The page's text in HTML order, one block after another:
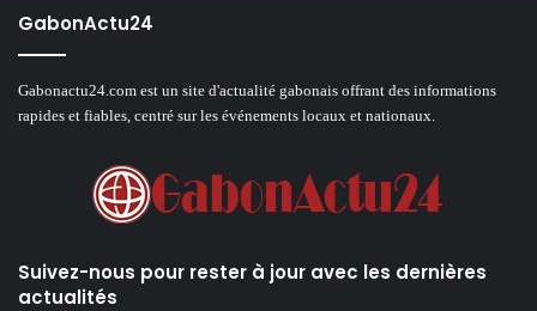
GabonActu24
Gabonactu24.com est un site d'actualité gabonais offrant des informations
rapides et fiables, centré sur les événements locaux et nationaux.
Suivez-nous pour rester à jour avec les dernières
actualités